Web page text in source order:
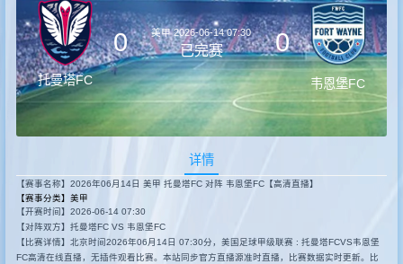
回放
集锦
快讯
托曼塔FC
0 美甲2026-06-14 07:30
已完赛 0
韦恩堡FC
详情
【赛事名称】2026年06月14日 美甲 托曼塔FC 对阵 韦恩堡FC【高清直播】
【赛事分类】 美甲
【开赛时间】2026-06-14 07:30
【对阵双方】托曼塔FC VS 韦恩堡FC
【比赛详情】北京时间2026年06月14日 07:30分，美国足球甲级联赛 : 托曼塔FCVS韦恩堡
FC高清在线直播，无插件观看比赛。本站同步官方直播源准时直播，比赛数据实时更新。比